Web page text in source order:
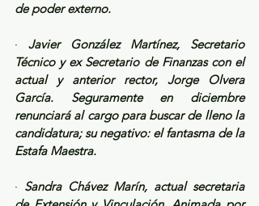
de poder externo.
· Javier González Martínez, Secretario
Técnico y ex Secretario de Finanzas con el
actual y anterior rector, Jorge Olvera
García. Seguramente en diciembre
renunciará al cargo para buscar de lleno la
candidatura; su negativo: el fantasma de la
Estafa Maestra.
· Sandra Chávez Marín, actual secretaria